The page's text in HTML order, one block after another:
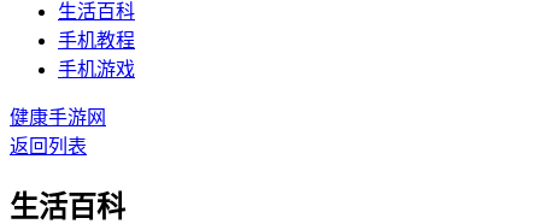
生活百科
手机教程
手机游戏
健康手游网
返回列表
生活百科